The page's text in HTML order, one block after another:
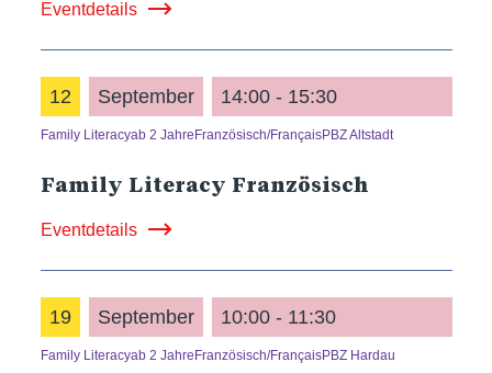
Eventdetails
12 September 14:00 - 15:30
Family Literacyab 2 Jahre Französisch/FrançaisPBZ Altstadt
Family Literacy Französisch
Eventdetails
19 September 10:00 - 11:30
Family Literacyab 2 JahreFranzösisch/FrançaisPBZ Hardau